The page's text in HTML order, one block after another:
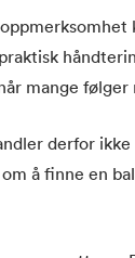
mange følger
derfor ikke
å finne en